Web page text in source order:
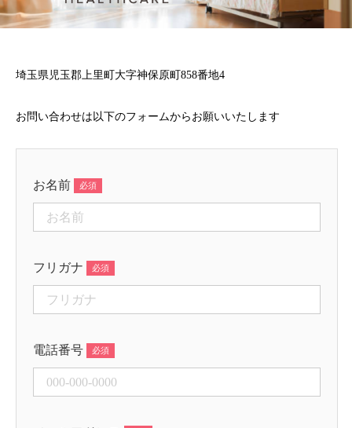
埼玉県児玉郡上里町大字神保原町858番地4
お問い合わせは以下のフォームからお願いいたします
お名前
フリガナ
電話番号